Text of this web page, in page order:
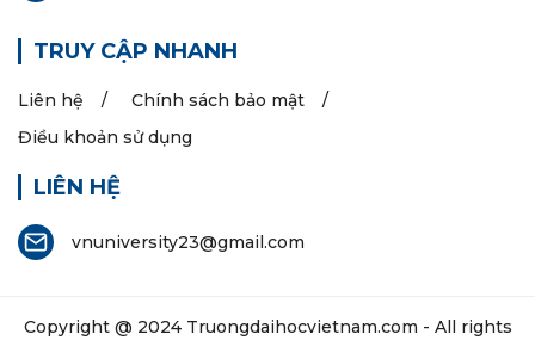
TRUY CẬP NHANH
Liên hệ
Chính sách bảo mật
Điều khoản sử dụng
LIÊN HỆ
vnuniversity23@gmail.com
Copyright @ 2024 Truongdaihocvietnam.com - All rights